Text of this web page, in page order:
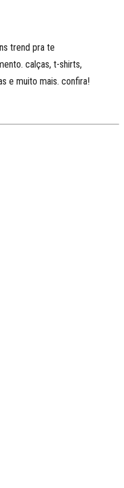
trend pra te
calças, t-shirts,
e muito mais. confira!